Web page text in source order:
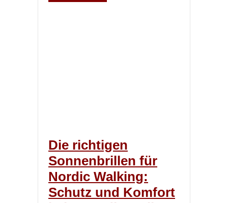
Die richtigen
Sonnenbrillen für
Nordic Walking:
Schutz und Komfort